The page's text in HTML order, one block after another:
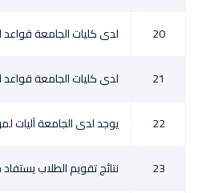
20 لدى كليات الجامعة
21 لدى كليات الجامعة قواعد
22 يوجد لدى الجامعة آليات
23 نتائج تقويم الطلاب